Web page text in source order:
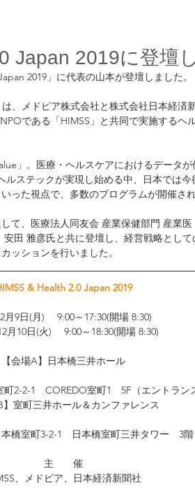
Japan 2019に登壇
2019」に代表の山本が登壇しました。
は、メドピア株式会社と株式会社日本経済
である「HIMSS」と共同で実施するヘ
」。医療・ヘルスケアにおけるデータが
ステックが実現し始める中、日本では今
った視点で、多数のプログラムが開催され
て、医療法人同友会 産業保健部門 産業
田 雅彦氏と共に登壇し、経営戦略とし
ッションを行いました。
& Health 2.0 Japan 2019
月9日(月)　 9:00～17:30(開場 8:30)
月10日(火)　 9:00～18:30(開場 8:30)
【会場A】日本橋三井ホール
2-2-1　COREDO室町1　5F（エントラン
】室町三井ホール＆カンファレンス
橋室町3-2-1　日本橋室町三井タワー　3階
主　　催
、メドピア、日本経済新聞社